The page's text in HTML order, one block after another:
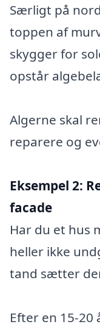
Særligt på
toppen af
skygger for
opstår
Algerne skal
reparere og
Eksempel 2:
facade
Har du et hus
heller ikke
tand sætter
Efter en 15-